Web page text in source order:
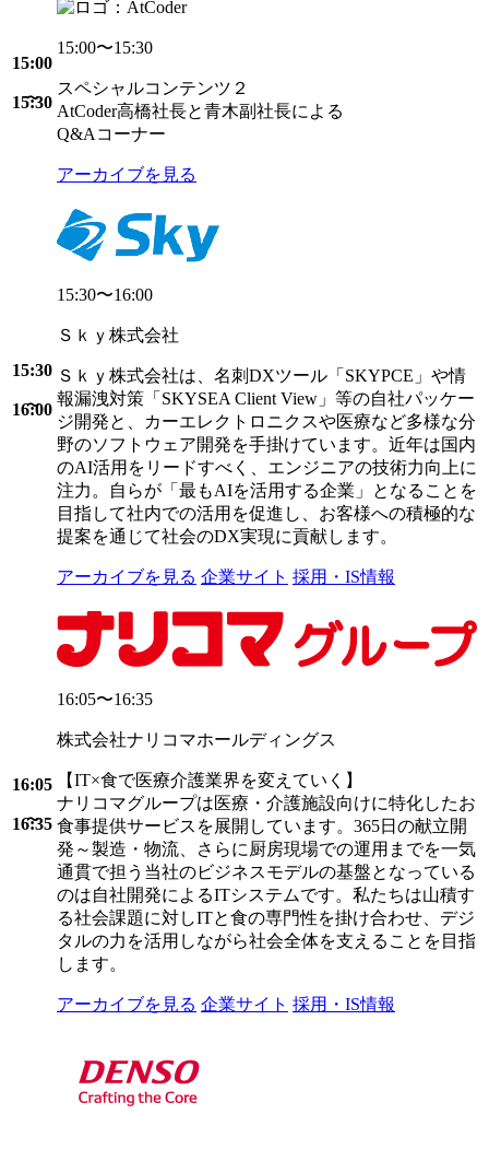
15:00
15:30
15:00〜15:30
スペシャルコンテンツ２
AtCoder高橋社長と青木副社長による
Q&Aコーナー
アーカイブを見る
15:30
16:00
15:30〜16:00
Ｓｋｙ株式会社
Ｓｋｙ株式会社は、名刺DXツール「SKYPCE」や情
報漏洩対策「SKYSEA Client View」等の自社パッケー
ジ開発と、カーエレクトロニクスや医療など多様な分
野のソフトウェア開発を手掛けています。近年は国内
のAI活用をリードすべく、エンジニアの技術力向上に
注力。自らが「最もAIを活用する企業」となることを
目指して社内での活用を促進し、お客様への積極的な
提案を通じて社会のDX実現に貢献します。
アーカイブを見る 企業サイト 採用・IS情報
16:05
16:35
16:05〜16:35
株式会社ナリコマホールディングス
【IT×食で医療介護業界を変えていく】
ナリコマグループは医療・介護施設向けに特化したお
食事提供サービスを展開しています。365日の献立開
発～製造・物流、さらに厨房現場での運用までを一気
通貫で担う当社のビジネスモデルの基盤となっている
のは自社開発によるITシステムです。私たちは山積す
る社会課題に対しITと食の専門性を掛け合わせ、デジ
タルの力を活用しながら社会全体を支えることを目指
します。
アーカイブを見る 企業サイト 採用・IS情報